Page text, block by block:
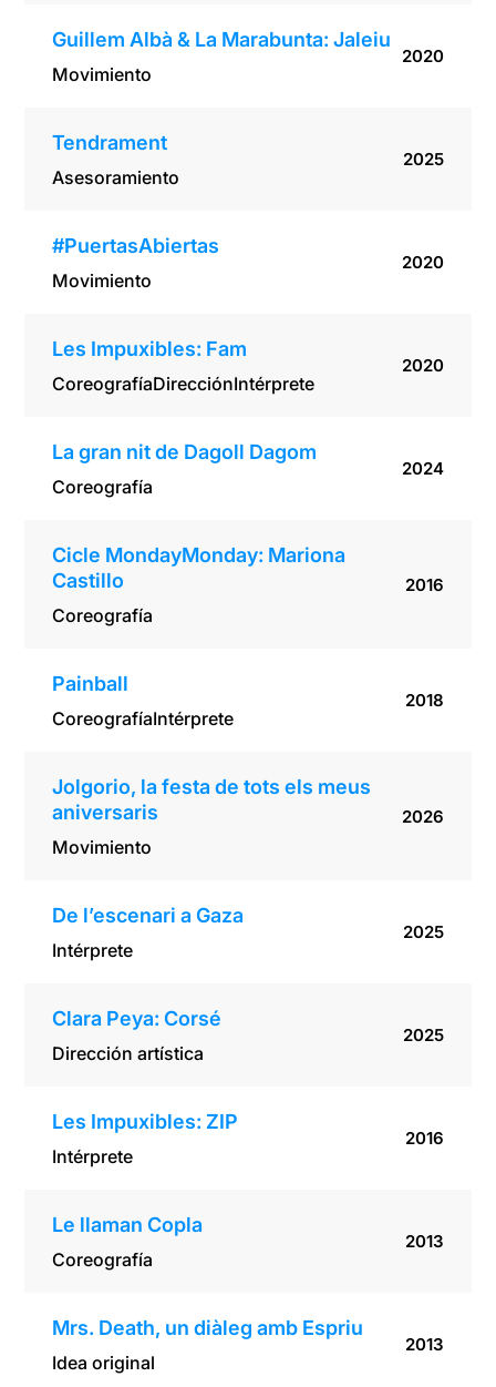
Guillem Albà & La Marabunta: Jaleiu
Movimiento
2020
Tendrament
Asesoramiento
2025
#PuertasAbiertas
Movimiento
2020
Les Impuxibles: Fam
CoreografíaDirecciónIntérprete
2020
La gran nit de Dagoll Dagom
Coreografía
2024
Cicle MondayMonday: Mariona
Castillo
Coreografía
2016
Painball
CoreografíaIntérprete
2018
Jolgorio, la festa de tots els meus
aniversaris
Movimiento
2026
De l’escenari a Gaza
Intérprete
2025
Clara Peya: Corsé
Dirección artística
2025
Les Impuxibles: ZIP
Intérprete
2016
Le llaman Copla
Coreografía
2013
Mrs. Death, un diàleg amb Espriu
Idea original
2013